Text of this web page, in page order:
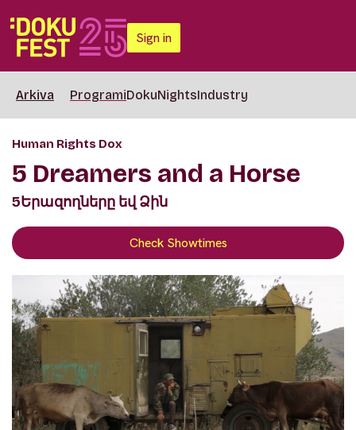
Sign in
Arkiva ProgramiDokuNightsIndustry
Human Rights Dox
5 Dreamers and a Horse
5Երազողները եվ Ձին
Check Showtimes